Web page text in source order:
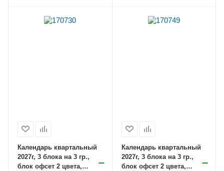
Календарь квартальный
2027г, 3 блока на 3 гр.,
блок офсет 2 цвета,
Календарь квартальный
2027г, 3 блока на 3 гр.,
блок офсет 2 цвета,